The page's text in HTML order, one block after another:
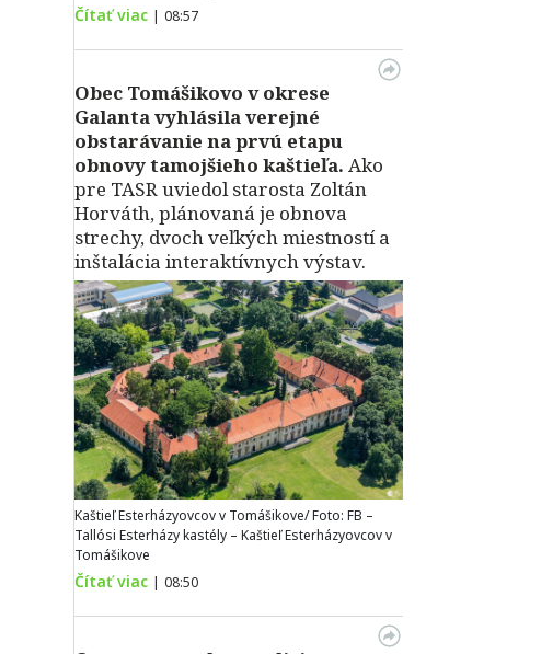
Čítať viac | 08:57
Obec Tomášikovo v okrese
Galanta vyhlásila verejné
obstarávanie na prvú etapu
obnovy tamojšieho kaštieľa. Ako
pre TASR uviedol starosta Zoltán
Horváth, plánovaná je obnova
strechy, dvoch veľkých miestností a
inštalácia interaktívnych výstav.
Kaštieľ Esterházyovcov v Tomášikove/ Foto: FB –
Tallósi Esterházy kastély – Kaštieľ Esterházyovcov v
Tomášikove
Čítať viac | 08:50